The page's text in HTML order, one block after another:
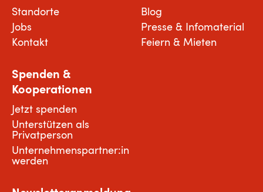
Standorte
Jobs
Kontakt
Blog
Presse & Infomaterial
Feiern & Mieten
Spenden &
Kooperationen
Jetzt spenden
Unterstützen als
Privatperson
Unternehmenspartner:in
werden